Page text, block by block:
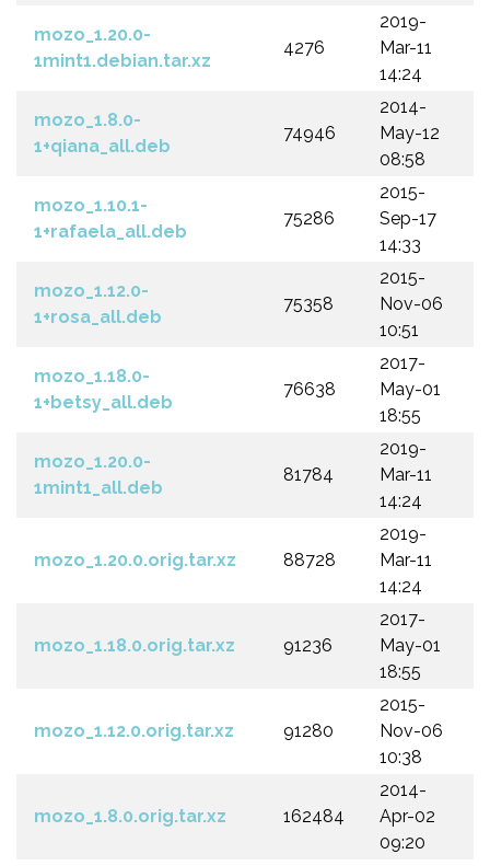
mozo_1.20.0-
1mint1.debian.tar.xz
4276
2019-
Mar-11
14:24
mozo_1.8.0-
1+qiana_all.deb
74946
2014-
May-12
08:58
mozo_1.10.1-
1+rafaela_all.deb
75286
2015-
Sep-17
14:33
mozo_1.12.0-
1+rosa_all.deb
75358
2015-
Nov-06
10:51
mozo_1.18.0-
1+betsy_all.deb
76638
2017-
May-01
18:55
mozo_1.20.0-
1mint1_all.deb
81784
2019-
Mar-11
14:24
mozo_1.20.0.orig.tar.xz 88728
2019-
Mar-11
14:24
mozo_1.18.0.orig.tar.xz 91236
2017-
May-01
18:55
mozo_1.12.0.orig.tar.xz 91280
2015-
Nov-06
10:38
mozo_1.8.0.orig.tar.xz 162484
2014-
Apr-02
09:20